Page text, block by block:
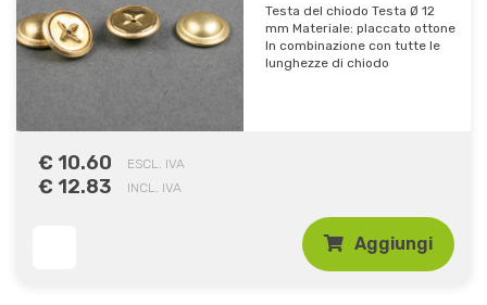
Testa del chiodo Testa Ø 12
mm Materiale: placcato ottone
In combinazione con tutte le
lunghezze di chiodo
€ 10.60 ESCL. IVA
€ 12.83 INCL. IVA
Aggiungi